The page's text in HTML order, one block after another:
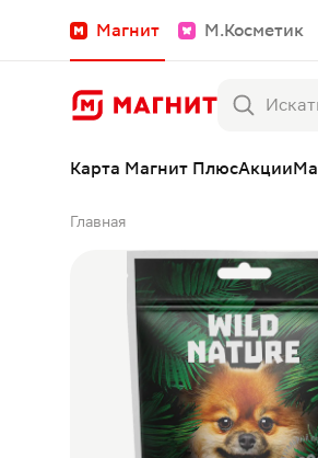
Магнит М.Косметик
Карта Магнит ПлюсАкции
Главная